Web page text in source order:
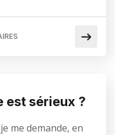
est sérieux ?
me demande, en